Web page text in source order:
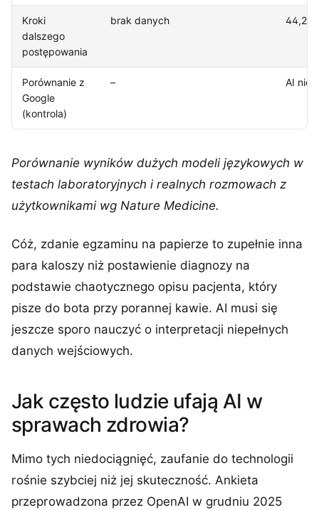
Kroki
dalszego
postępowania
brak danych 44,2%
Porównanie z
Google
(kontrola)
– AI
Porównanie wyników dużych modeli językowych w
testach laboratoryjnych i realnych rozmowach z
użytkownikami wg Nature Medicine.
Cóż, zdanie egzaminu na papierze to zupełnie inna
para kaloszy niż postawienie diagnozy na
podstawie chaotycznego opisu pacjenta, który
pisze do bota przy porannej kawie. AI musi się
jeszcze sporo nauczyć o interpretacji niepełnych
danych wejściowych.
Jak często ludzie ufają AI w
sprawach zdrowia?
Mimo tych niedociągnięć, zaufanie do technologii
rośnie szybciej niż jej skuteczność. Ankieta
przeprowadzona przez OpenAI w grudniu 2025